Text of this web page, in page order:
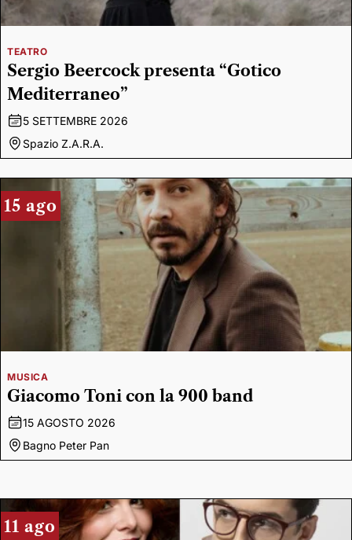
TEATRO
Sergio Beercock presenta “Gotico
Mediterraneo”
5 SETTEMBRE 2026
Spazio Z.A.R.A.
15 ago
MUSICA
Giacomo Toni con la 900 band
15 AGOSTO 2026
Bagno Peter Pan
11 ago